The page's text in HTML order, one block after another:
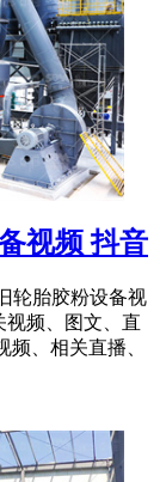
视频 抖音
轮胎胶粉设备视
视频、图文、直
、相关直播、